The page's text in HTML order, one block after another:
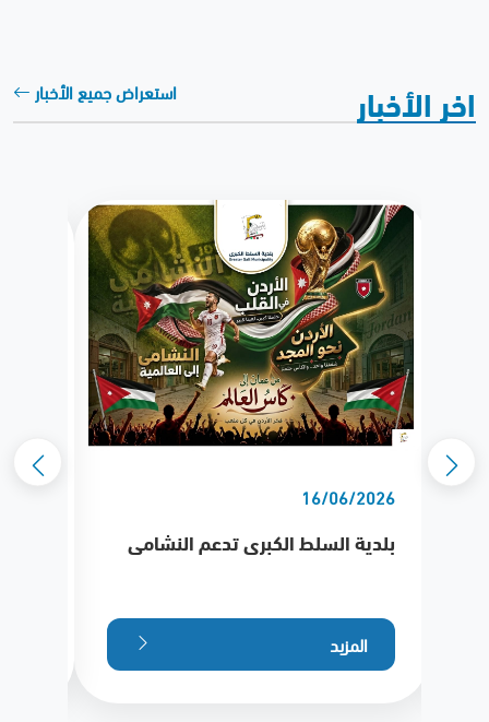
اخر الأخبار استعراض جميع الأخبار
16/06/2026
بلدية السلط الكبرى تدعم النشامى
المزيد